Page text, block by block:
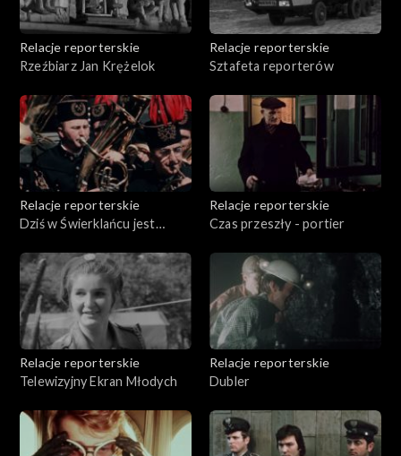
Relacje reporterskie
Rzeźbiarz Jan Krężelok
Relacje reporterskie
Sztafeta reporterów
Relacje reporterskie
Dziś w Świerklańcu jest
Relacje reporterskie
Czas przeszły - portier
Relacje reporterskie
Telewizyjny Ekran Młodych
Relacje reporterskie
Dubler